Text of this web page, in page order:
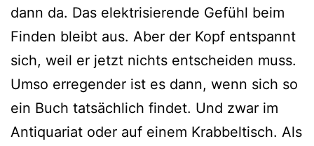
dann da. Das elektrisierende Gefühl beim
Finden bleibt aus. Aber der Kopf entspannt
sich, weil er jetzt nichts entscheiden muss.
Umso erregender ist es dann, wenn sich so
ein Buch tatsächlich findet. Und zwar im
Antiquariat oder auf einem Krabbeltisch. Als